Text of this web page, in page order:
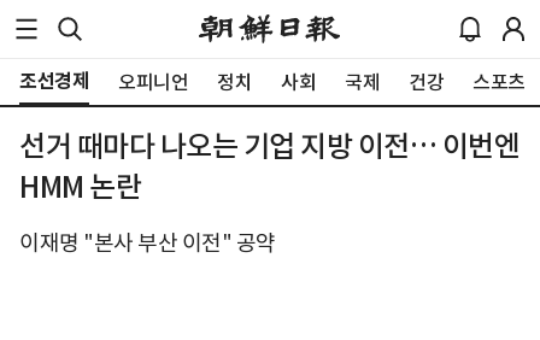
조선경제 오피니언 정치 사회 국제 건강 스포츠
선거 때마다 나오는 기업 지방 이전… 이번엔
HMM 논란
이재명 "본사 부산 이전" 공약